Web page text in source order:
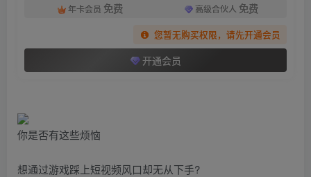
年卡会员 免费 高级合伙人 免费
您暂无购买权限，请先开通会员
开通会员
你是否有这些烦恼
想通过游戏踩上短视频风口却无从下手?